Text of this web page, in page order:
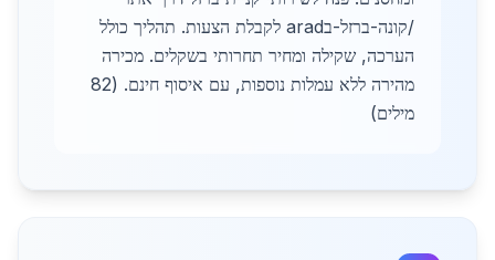
/קונה-ברזל-בarad לקבלת הצעות. תהליך כולל
הערכה, שקילה ומחיר תחרותי בשקלים. מכירה
מהירה ללא עמלות נוספות, עם איסוף חינם. (82
מילים)